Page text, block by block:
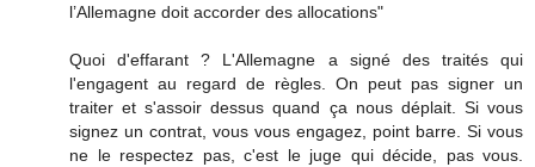
l’Allemagne doit accorder des allocations"
Quoi d'effarant ? L'Allemagne a signé des traités qui
l'engagent au regard de règles. On peut pas signer un
traiter et s'assoir dessus quand ça nous déplait. Si vous
signez un contrat, vous vous engagez, point barre. Si vous
ne le respectez pas, c'est le juge qui décide, pas vous.